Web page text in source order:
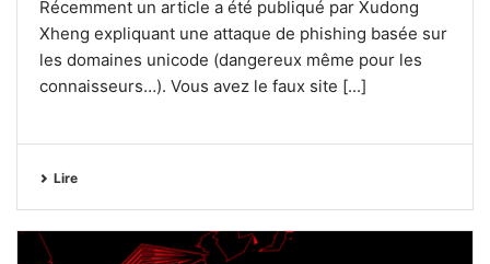
Récemment un article a été publiqué par Xudong
Xheng expliquant une attaque de phishing basée sur
les domaines unicode (dangereux même pour les
connaisseurs…). Vous avez le faux site [...]
Lire